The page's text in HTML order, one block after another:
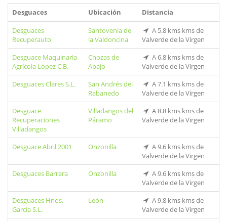
Desguaces Ubicación
Distancia
Desguaces
Recuperauto
Santovenia de
la Valdoncina
A 5.8 kms kms de
Valverde de la Virgen
Desguace Maquinaria
Agrícola López C.B.
Chozas de
Abajo
A 6.8 kms kms de
Valverde de la Virgen
Desguaces Clares S.L.
San Andrés del
Rabanedo
A 7.1 kms kms de
Valverde de la Virgen
Desguace
Recuperaciones
Villadangos
Villadangos del
Páramo
A 8.8 kms kms de
Valverde de la Virgen
Desguace Abril 2001 Onzonilla
A 9.6 kms kms de
Valverde de la Virgen
Desguaces Barrera
Onzonilla
A 9.6 kms kms de
Valverde de la Virgen
Desguaces Hnos.
García S.L.
León
A 9.8 kms kms de
Valverde de la Virgen